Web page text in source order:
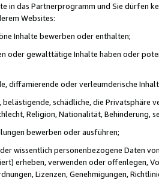
in das Partnerprogramm und Sie dürfen
Websites:
Inhalte bewerben oder enthalten;
oder gewalttätige Inhalte haben oder
diffamierende oder verleumderische
belästigende, schädliche, die Privatsphäre
Religion, Nationalität, Behinderung,
bewerben oder ausführen;
wissentlich personenbezogene Daten
erheben, verwenden oder offenlegen,
Lizenzen, Genehmigungen,